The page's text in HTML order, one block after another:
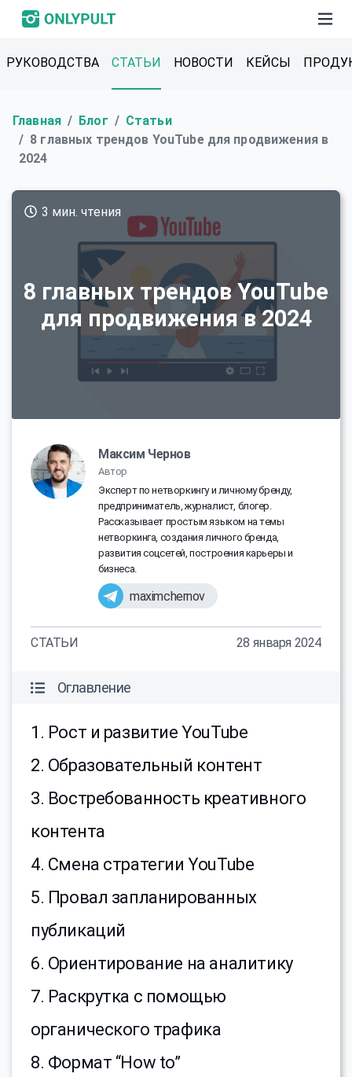
РУКОВОДСТВА СТАТЬИ НОВОСТИ КЕЙСЫ
Главная Блог
Статьи
8 главных трендов YouTube для продвижения в
2024
8 главных трендов YouTube
для продвижения в 2024
3 мин. чтения
Максим Чернов
Автор
Эксперт по нетворкингу и личному бренду,
предприниматель, журналист, блогер.
Рассказывает простым языком на темы
нетворкинга, создания личного бренда,
развития соцсетей, построения карьеры и
бизнеса.
maximchernov
СТАТЬИ 28 января 2024
Оглавление
1. Рост и развитие YouTube
2. Образовательный контент
3. Востребованность креативного
контента
4. Смена стратегии YouTube
5. Провал запланированных
публикаций
6. Ориентирование на аналитику
7. Раскрутка с помощью
органического трафика
8. Формат “How to”